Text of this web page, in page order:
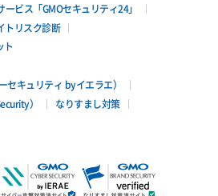
ビス「GMOセキュリティ24」
トリスク診断
ト
セキュリティ byイエラエ）
）
なりすまし対策